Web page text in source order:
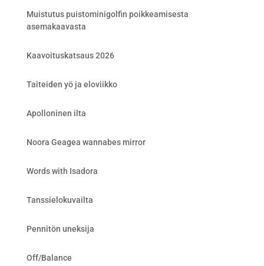
Muistutus puistominigolfin poikkeamisesta
asemakaavasta
Kaavoituskatsaus 2026
Taiteiden yö ja eloviikko
Apolloninen ilta
Noora Geagea wannabes mirror
Words with Isadora
Tanssielokuvailta
Pennitön uneksija
Off/Balance